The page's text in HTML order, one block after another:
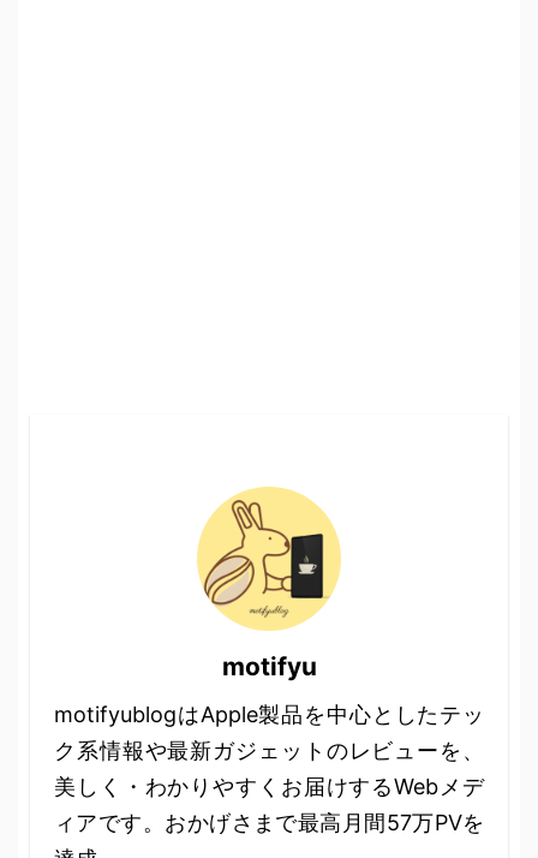
motifyu
motifyublogはApple製品を中心としたテッ
ク系情報や最新ガジェットのレビューを、
美しく・わかりやすくお届けするWebメデ
ィアです。おかげさまで最高月間57万PVを